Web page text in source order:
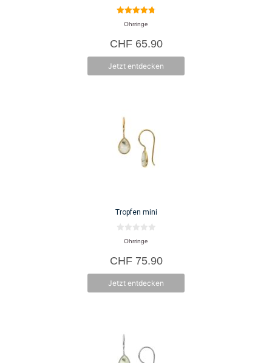
4.80
von 5
Ohrringe
CHF65.90
Jetzt entdecken
Tropfen mini
n
5
Ohrringe
CHF75.90
Jetzt entdecken